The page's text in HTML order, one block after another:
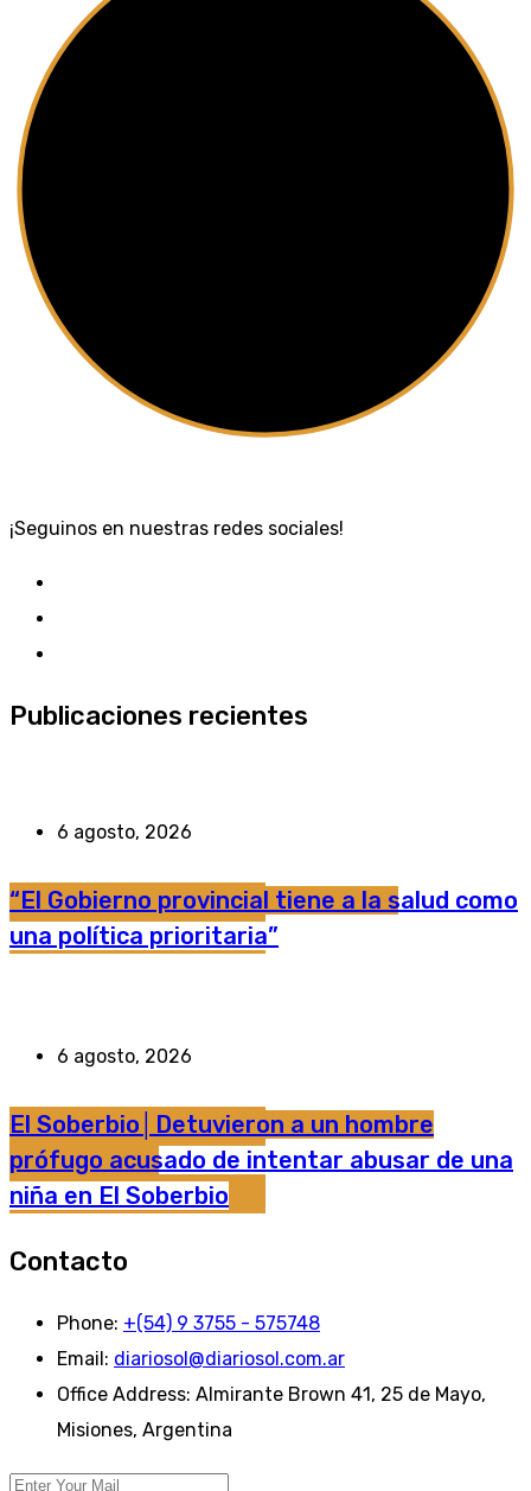
¡Seguinos en nuestras redes sociales!
Publicaciones recientes
6 agosto, 2026
“El Gobierno provincial tiene a la salud como
una política prioritaria”
6 agosto, 2026
El Soberbio│Detuvieron a un hombre
prófugo acusado de intentar abusar de una
niña en El Soberbio
Contacto
Phone: +(54) 9 3755 - 575748
Email: diariosol@diariosol.com.ar
Office Address: Almirante Brown 41, 25 de Mayo,
Misiones, Argentina